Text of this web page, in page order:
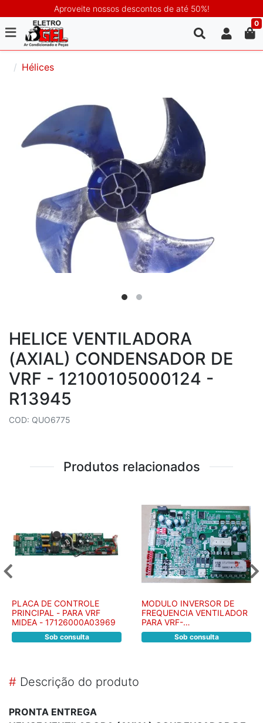
Aproveite nossos descontos de até 50%!
0
Hélices
HELICE VENTILADORA
(AXIAL) CONDENSADOR DE
VRF - 12100105000124 -
R13945
COD: QUO6775
Produtos relacionados
PLACA DE CONTROLE
PRINCIPAL - PARA VRF
MIDEA - 17126000A03969
Sob consulta
MODULO INVERSOR DE
FREQUENCIA VENTILADOR
PARA VRF-
17127000008956 - R14471
Sob consulta
# Descrição do produto
PRONTA ENTREGA